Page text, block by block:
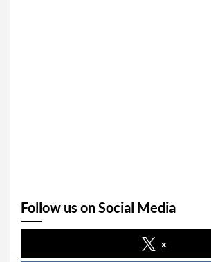
Follow us on Social Media
x